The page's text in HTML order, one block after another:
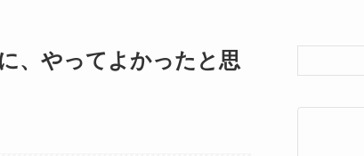
、やってよかったと思